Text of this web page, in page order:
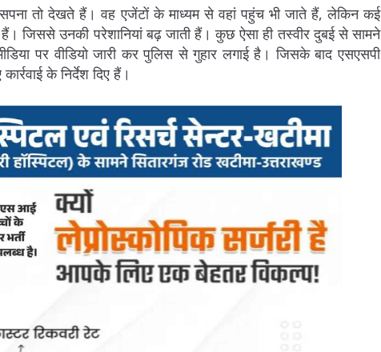
तो देखते हैं। वह एजेंटों के माध्यम से वहां पहुंच भी जाते हैं, लेकिन कई
हैं। जिससे उनकी परेशानियां बढ़ जाती हैं। कुछ ऐसा ही तस्वीर दुबई से सामने
पर वीडियो जारी कर पुलिस से गुहार लगाई है। जिसके बाद एसएसपी
के निर्देश दिए हैं।